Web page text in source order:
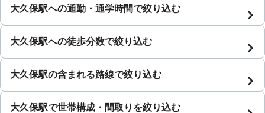
大久保駅への通勤・通学時間で絞り込む
大久保駅への徒歩分数で絞り込む
大久保駅の含まれる路線で絞り込む
大久保駅で世帯構成・間取りを絞り込む